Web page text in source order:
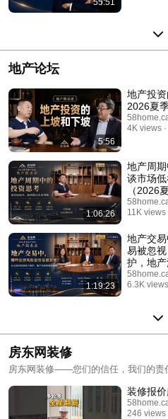
地产论坛
5:56
地产投
2026夏
4K views
1:06:26
地产周
谈市场
（2026
11K views
1:19:23
地产交
易被忽
护，地产
春季地产
6.3K views
房东网装修
房东网装修——您们的信任，我们的责
装修报
246 views